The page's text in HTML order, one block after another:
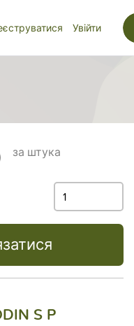
Увійти
за штука
S P